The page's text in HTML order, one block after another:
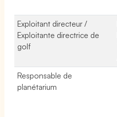
Exploitant directeur /
Exploitante directrice de
golf
Responsable de
planétarium